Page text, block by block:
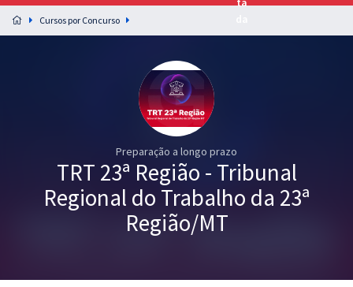
Preparação completa e intensiva para as principais
residências em saúde do Brasil
Graduação
Cursos por Concurso
Preparação a longo prazo
TRT 23ª Região - Tribunal
Regional do Trabalho da 23ª
Região/MT